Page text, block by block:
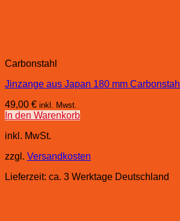
Carbonstahl
Jinzange aus Japan 180 mm Carbonstahl
49,00 € inkl. Mwst.
In den Warenkorb
inkl. MwSt.
zzgl. Versandkosten
Lieferzeit: ca. 3 Werktage Deutschland